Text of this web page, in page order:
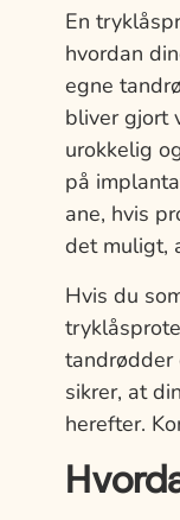
En
hvordan
egne
bliver gjort
urokkelig
på
ane, hvis
det muligt,
Hvis du
tandrødder
sikrer, at
herefter.